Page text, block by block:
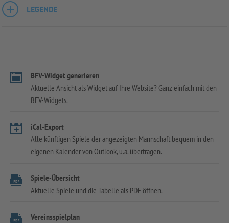
LEGENDE
BFV-Widget generieren
Aktuelle Ansicht als Widget auf Ihre Website? Ganz einfach mit den
BFV-Widgets.
iCal-Export
Alle künftigen Spiele der angezeigten Mannschaft bequem in den
eigenen Kalender von Outlook, u.a. übertragen.
Spiele-Übersicht
Aktuelle Spiele und die Tabelle als PDF öffnen.
Vereinsspielplan